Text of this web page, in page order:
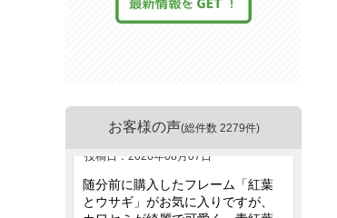
お客様の声(総件数 2279件)